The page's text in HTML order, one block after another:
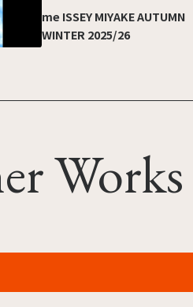
me ISSEY MIYAKE AUTUMN
WINTER 2025/26
Works